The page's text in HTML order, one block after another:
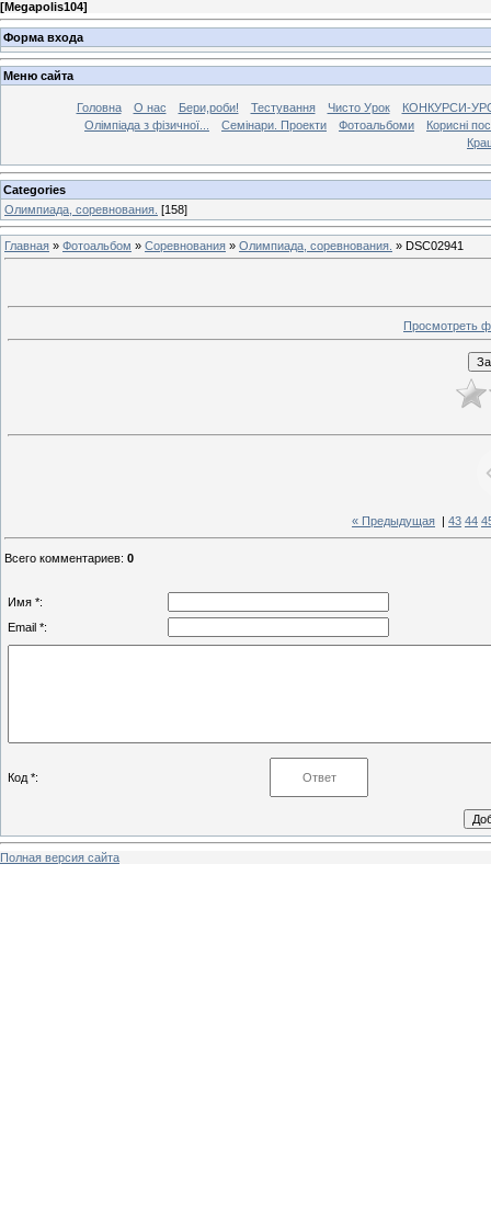
[Megapolis104]
Форма входа
Меню сайта
Головна О нас Бери,роби! Тестування Чисто Урок
КОНКУРСИ-
Олімпіада з фізичної...
Семінари. Проекти Фотоальбоми
Корисні
Categories
Олимпиада, соревнования. [158]
Главная » Фотоальбом » Соревнования » Олимпиада, соревнования. » DSC02941
Просмотреть
« Предыдущая 43 44
Всего комментариев: 0
Имя *:
Email *:
Код *:
Полная версия сайта